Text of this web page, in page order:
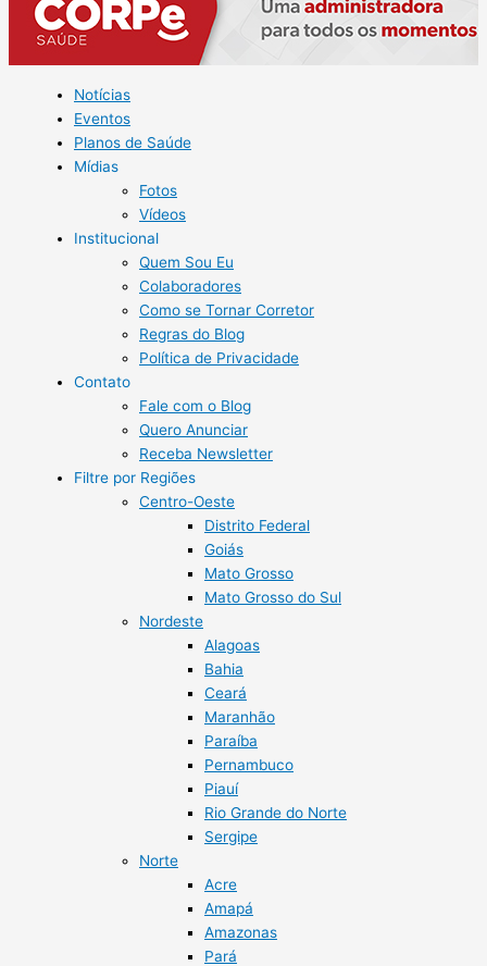
Notícias
Eventos
Planos de Saúde
Mídias
Fotos
Vídeos
Institucional
Quem Sou Eu
Colaboradores
Como se Tornar Corretor
Regras do Blog
Política de Privacidade
Contato
Fale com o Blog
Quero Anunciar
Receba Newsletter
Filtre por Regiões
Centro-Oeste
Distrito Federal
Goiás
Mato Grosso
Mato Grosso do Sul
Nordeste
Alagoas
Bahia
Ceará
Maranhão
Paraíba
Pernambuco
Piauí
Rio Grande do Norte
Sergipe
Norte
Acre
Amapá
Amazonas
Pará